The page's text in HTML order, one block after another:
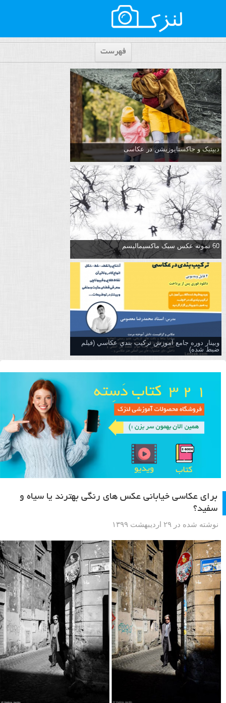
فهرست
دیپتیک و جاکستا‌پوزیشن در عکاسی
60 نمونه عکس سبک ماکسیمالیسم
وبینار دوره جامع آموزش تركيب بندي عكاسي (فیلم
ضبط شده)
برای عکاسی خیابانی عکس های رنگی بهترند یا سیاه و
سفید؟
نوشته شده در ۲۹ اردیبهشت ۱۳۹۹